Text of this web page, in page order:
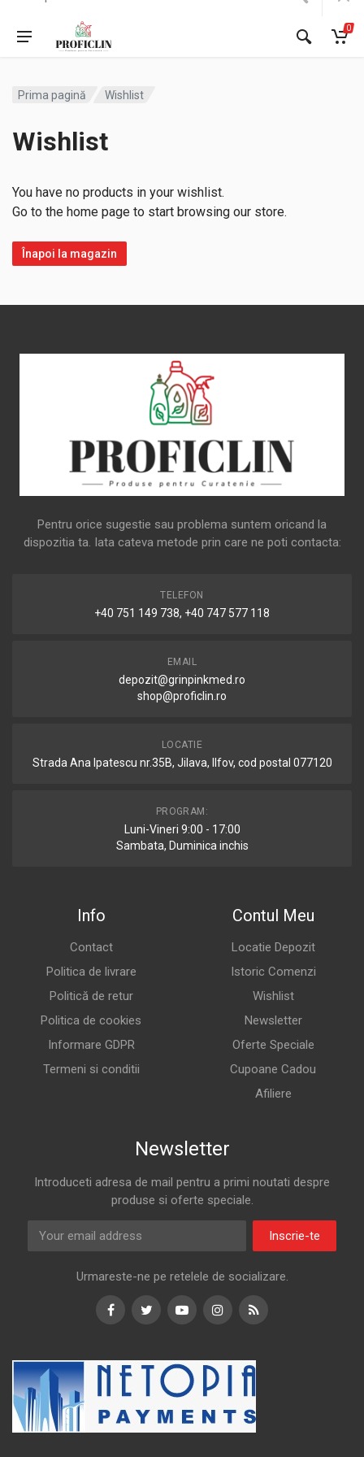
0
Prima pagină Wishlist
Wishlist
You have no products in your wishlist.
Go to the home page to start browsing our store.
Înapoi la magazin
Pentru orice sugestie sau problema suntem oricand la
dispozitia ta. Iata cateva metode prin care ne poti contacta:
TELEFON
+40 751 149 738, +40 747 577 118
EMAIL
depozit@grinpinkmed.ro
shop@proficlin.ro
LOCATIE
Strada Ana Ipatescu nr.35B, Jilava, Ilfov, cod postal 077120
PROGRAM:
Luni-Vineri 9:00 - 17:00
Sambata, Duminica inchis
Info
Contact
Politica de livrare
Politică de retur
Politica de cookies
Informare GDPR
Termeni si conditii
Contul Meu
Locatie Depozit
Istoric Comenzi
Wishlist
Newsletter
Oferte Speciale
Cupoane Cadou
Afiliere
Newsletter
Introduceti adresa de mail pentru a primi noutati despre
produse si oferte speciale.
Inscrie-te
Urmareste-ne pe retelele de socializare.
FacebookTwitterYoutubeInstagram
RSS